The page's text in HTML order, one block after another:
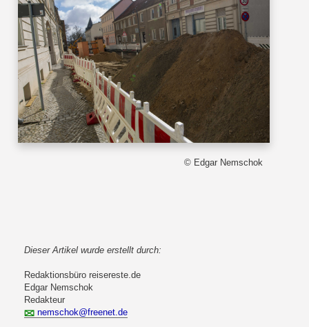
© Edgar Nemschok
Dieser Artikel wurde erstellt durch:
Redaktionsbüro reisereste.de
Edgar Nemschok
Redakteur
nemschok@freenet.de